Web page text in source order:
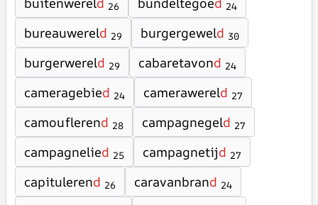
26 24
bureauwereld 29 burgergeweld 30
burgerwereld 29 cabaretavond 24
cameragebied 24 camerawereld 27
camouflerend 28 campagnegeld 27
campagnelied 25 campagnetijd 27
capitulerend 26 caravanbrand 24